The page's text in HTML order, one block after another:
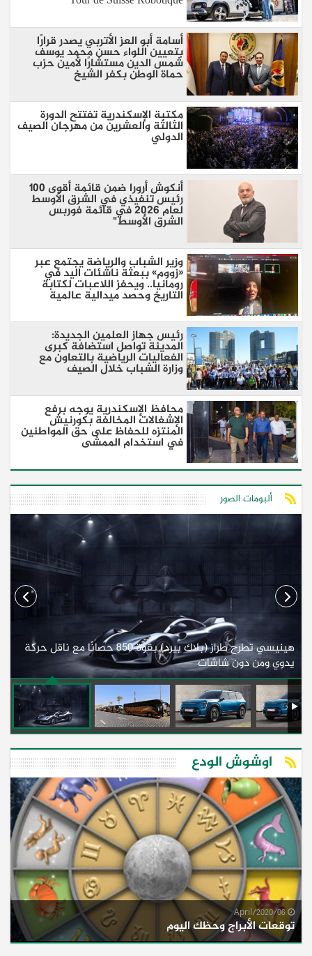
أسامة أبو العز الأتربي يصدر قرارًا
بتعيين اللواء حسن محمد يوسف
شمس الدين مستشارًا لأمين حزب
حماة الوطن بكفر الشيخ
مكتبة الإسكندرية تفتتح الدورة
الثالثة والعشرين من مهرجان الصيف
الدولي
أنكوش أرورا ضمن قائمة أقوى 100
رئيس تنفيذي في الشرق الأوسط
لعام 2026 في قائمة فوربس
الشرق الأوسط"
وزير الشباب والرياضة يجتمع عبر
«زووم» ببعثة ناشئات اليد في
رومانيا.. ويحفز اللاعبات لكتابة
التاريخ وحصد ميدالية عالمية
رئيس جهاز العلمين الجديدة:
المدينة تواصل استضافة كبرى
الفعاليات الرياضية بالتعاون مع
وزارة الشباب خلال الصيف
محافظ الإسكندرية يوجه برفع
الإشغالات المخالفة بكورنيش
المنتزه للحفاظ على حق المواطنين
في استخدام الممشى
ألبومات الصور
هينيسي تطرح طراز (بلاك بيرد) بقوة 850 حصانًا مع ناقل حركة
يدوي ومن دون شاشات
اوشوش الودع
توقعات الأبراج وحظك اليوم